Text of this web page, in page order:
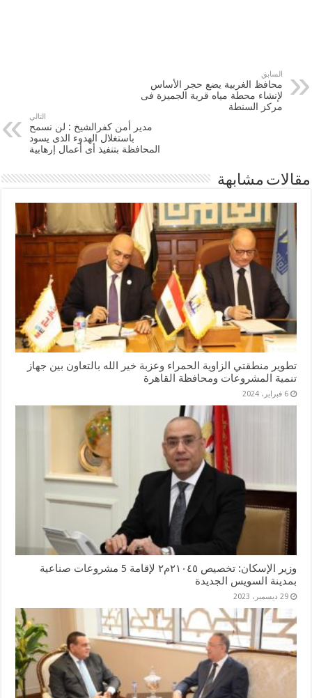
السابق
محافظ الغربية يضع حجر الأساس
لإنشاء محطة مياه قرية الجميزة فى
مركز السنطة
التالي
مدير أمن كفرالشيخ : لن نسمح
باستغلال الهدوء الذى يسود
المحافظة بتنفيذ أى أعمال إرهابية
مقالات مشابهة
تطوير منطقتي الزاوية الحمراء وعزبة خير الله بالتعاون بين جهاز
تنمية المشروعات ومحافظة القاهرة
6 فبراير، 2024
وزير الإسكان: تخصيص ٢١٠٤٥م٢ لإقامة 5 مشروعات صناعية
بمدينة السويس الجديدة
29 ديسمبر، 2023